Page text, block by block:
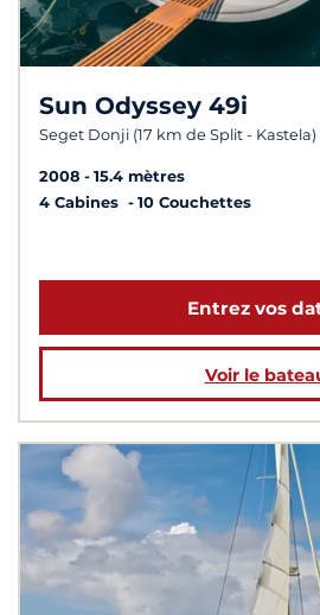
Sun Odyssey 49i
Seget Donji (17 km de Split - Kastela)
2008
15.4 mètres
4 Cabines
10 Couchettes
Entrez vos
Voir le